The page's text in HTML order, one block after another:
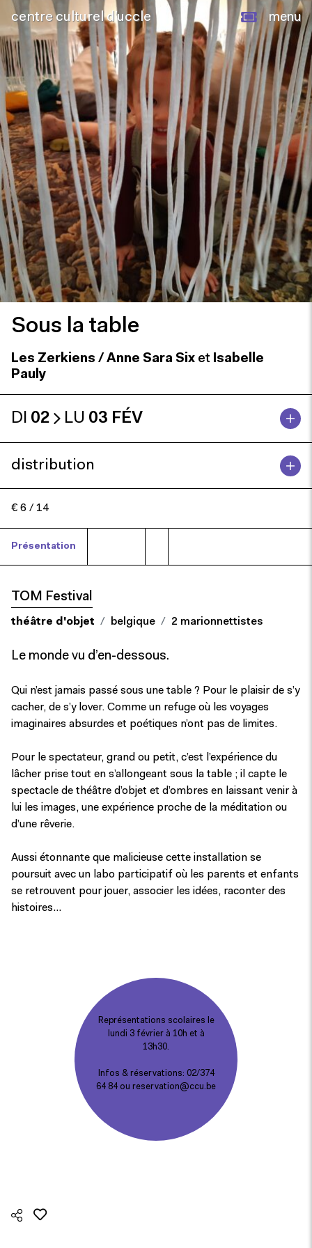
centre culturel d’uccle menu
Sous la table
Les Zerkiens / Anne Sara Six et Isabelle
Pauly
DI 02 LU 03 FÉV
distribution
€ 6 / 14
Présentation
TOM Festival
théâtre d'objet belgique 2 marionnettistes
Le monde vu d’en-dessous.
Qui n’est jamais passé sous une table ? Pour le plaisir de s’y
cacher, de s’y lover. Comme un refuge où les voyages
imaginaires absurdes et poétiques n’ont pas de limites.
Pour le spectateur, grand ou petit, c’est l’expérience du
lâcher prise tout en s’allongeant sous la table ; il capte le
spectacle de théâtre d’objet et d’ombres en laissant venir à
lui les images, une expérience proche de la méditation ou
d’une rêverie.
Aussi étonnante que malicieuse cette installation se
poursuit avec un labo participatif où les parents et enfants
se retrouvent pour jouer, associer les idées, raconter des
histoires…
Représentations scolaires le
lundi 3 février à 10h et à
13h30.
Infos & réservations: 02/374
64 84 ou reservation@ccu.be